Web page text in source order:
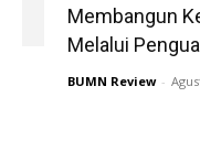
Membangun
Melalui
BUMN Review -